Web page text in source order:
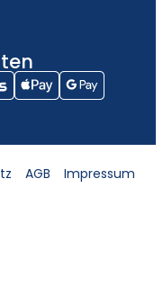
AGB Impressum